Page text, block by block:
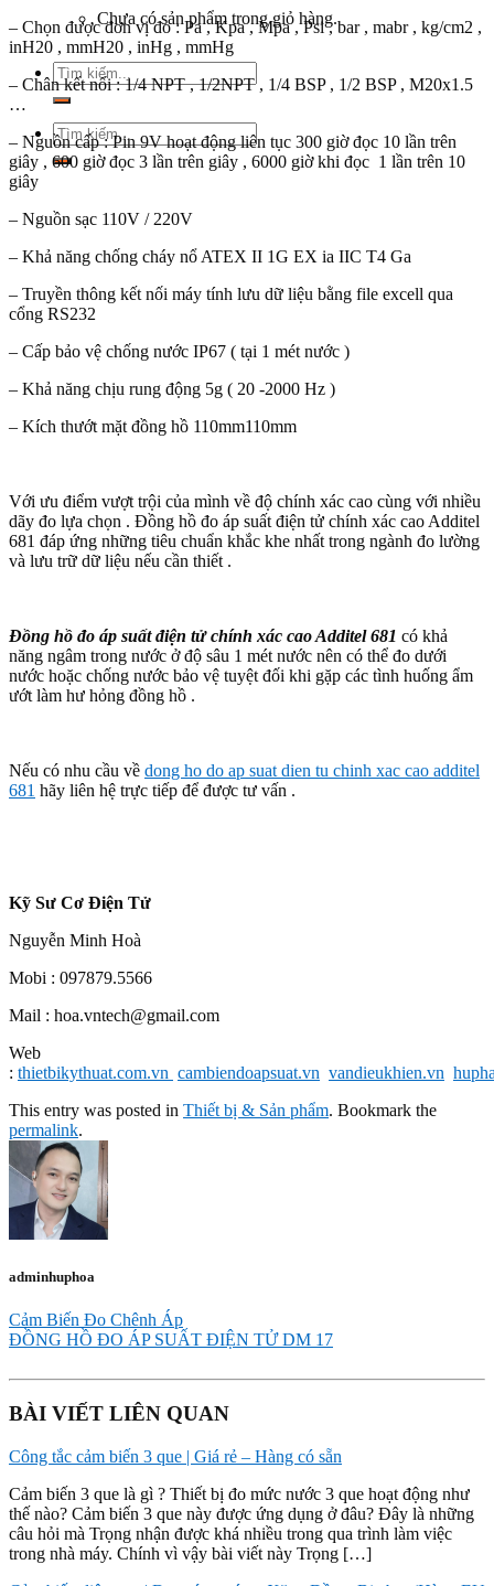
Chưa có sản phẩm trong giỏ hàng.
Tìm
kiếm:
Tìm
kiếm:
– Chọn được đơn vị đo : Pa , Kpa , Mpa , Psi , bar , mabr , kg/cm2 ,
inH20 , mmH20 , inHg , mmHg
– Chân kết nối : 1/4 NPT , 1/2NPT , 1/4 BSP , 1/2 BSP , M20x1.5
…
– Nguồn cấp : Pin 9V hoạt động liên tục 300 giờ đọc 10 lần trên
giây , 600 giờ đọc 3 lần trên giây , 6000 giờ khi đọc 1 lần trên 10
giây
– Nguồn sạc 110V / 220V
– Khả năng chống cháy nổ ATEX II 1G EX ia IIC T4 Ga
– Truyền thông kết nối máy tính lưu dữ liệu bằng file excell qua
cổng RS232
– Cấp bảo vệ chống nước IP67 ( tại 1 mét nước )
– Khả năng chịu rung động 5g ( 20 -2000 Hz )
– Kích thướt mặt đồng hồ 110mm110mm
Với ưu điểm vượt trội của mình về độ chính xác cao cùng với nhiều
dãy đo lựa chọn . Đồng hồ đo áp suất điện tử chính xác cao Additel
681 đáp ứng những tiêu chuẩn khắc khe nhất trong ngành đo lường
và lưu trữ dữ liệu nếu cần thiết .
Đồng hồ đo áp suất điện tử chính xác cao Additel 681 có khả
năng ngâm trong nước ở độ sâu 1 mét nước nên có thể đo dưới
nước hoặc chống nước bảo vệ tuyệt đối khi gặp các tình huống ẩm
ướt làm hư hỏng đồng hồ .
Nếu có nhu cầu về dong ho do ap suat dien tu chinh xac cao additel
681 hãy liên hệ trực tiếp để được tư vấn .
Kỹ Sư Cơ Điện Tử
Nguyễn Minh Hoà
Mobi : 097879.5566
Mail : hoa.vntech@gmail.com
Web
: thietbikythuat.com.vn cambiendoapsuat.vn vandieukhien.vn
This entry was posted in Thiết bị & Sản phẩm. Bookmark the
permalink.
adminhuphoa
Cảm Biến Đo Chênh Áp
ĐỒNG HỒ ĐO ÁP SUẤT ĐIỆN TỬ DM 17
BÀI VIẾT LIÊN QUAN
Công tắc cảm biến 3 que | Giá rẻ – Hàng có sẵn
Cảm biến 3 que là gì ? Thiết bị đo mức nước 3 que hoạt động như
thế nào? Cảm biến 3 que này được ứng dụng ở đâu? Đây là những
câu hỏi mà Trọng nhận được khá nhiều trong qua trình làm việc
trong nhà máy. Chính vì vậy bài viết này Trọng […]